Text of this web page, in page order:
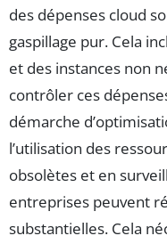
des dépenses cloud
gaspillage pur. Cela
et des instances non
contrôler ces
démarche
l’utilisation des
obsolètes et en
entreprises peuvent
substantielles. Cela